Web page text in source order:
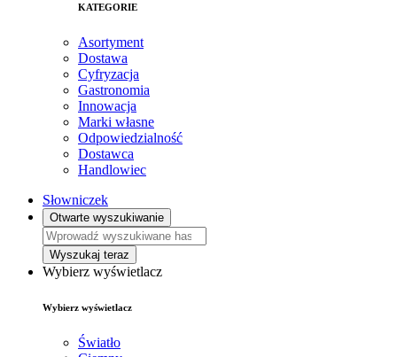
KATEGORIE
Asortyment
Dostawa
Cyfryzacja
Gastronomia
Innowacja
Marki własne
Odpowiedzialność
Dostawca
Handlowiec
Słowniczek
Otwarte wyszukiwanie
Wyszukaj teraz
Wybierz wyświetlacz
Wybierz wyświetlacz
Światło